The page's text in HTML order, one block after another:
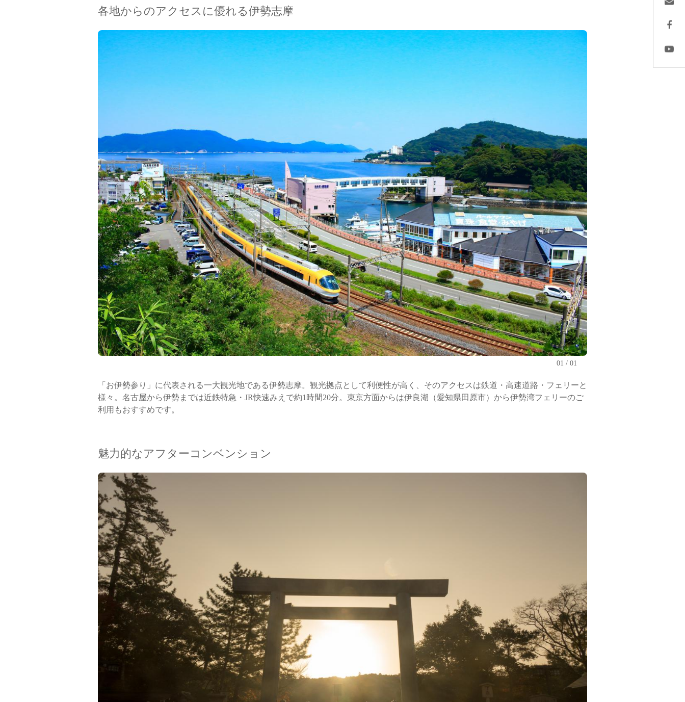
各地からのアクセスに優れる伊勢志摩
01 01
「お伊勢参り」に代表される一大観光地である伊勢志摩。観光拠点として利便性が高く、そのアクセスは鉄道・高速道路・フェリーと
様々。名古屋から伊勢までは近鉄特急・JR快速みえで約1時間20分。東京方面からは伊良湖（愛知県田原市）から伊勢湾フェリーのご
利用もおすすめです。
魅力的なアフターコンベンション